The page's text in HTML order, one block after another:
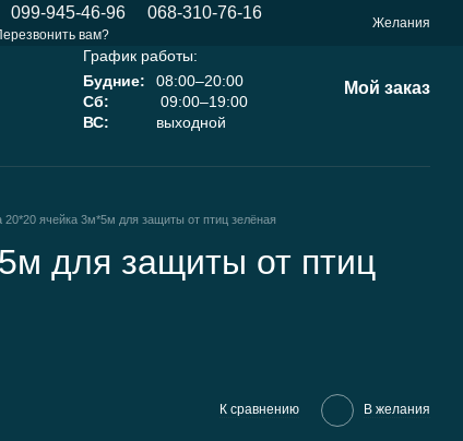
099-945-46-96 068-310-76-16
вам?
Желания
График работы:
Будние:
08:00–20:00
Сб:
09:00–19:00
ВС:
выходной
Мой заказ
20*20 ячейка 3м*5м для защиты от птиц зелёная
для защиты от птиц
К сравнению В желания